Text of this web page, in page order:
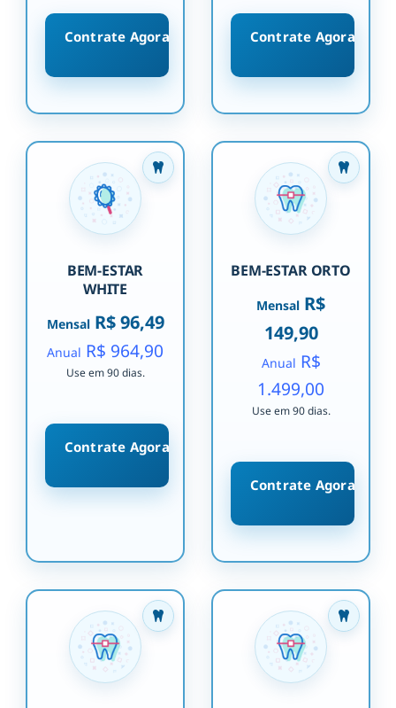
Contrate Agora Contrate Agora
BEM-ESTAR
WHITE
MensalR$ 96,49
Anual R$ 964,90
Use em 90 dias.
Contrate Agora
BEM-ESTAR ORTO
Mensal R$
149,90
Anual R$
1.499,00
Use em 90 dias.
Contrate Agora